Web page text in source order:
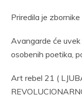
Priredila je zbornike
Avangarde će
osobenih poetika,
Art rebel 21 (